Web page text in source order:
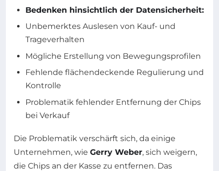
Bedenken hinsichtlich der Datensicherheit:
Unbemerktes Auslesen von Kauf- und
Trageverhalten
Mögliche Erstellung von Bewegungsprofilen
Fehlende flächendeckende Regulierung und
Kontrolle
Problematik fehlender Entfernung der Chips
bei Verkauf
Die Problematik verschärft sich, da einige
Unternehmen, wie Gerry Weber, sich weigern,
die Chips an der Kasse zu entfernen. Das